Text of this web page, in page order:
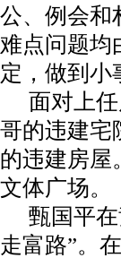
公、例会和
难点问题均
定，做到小
面对上
哥的违建宅
的违建房屋
文体广场。
甄国平
走富路”。